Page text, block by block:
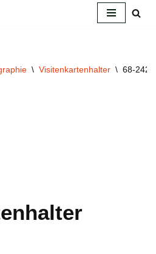
\ Visitenkartenhalter \ 68-242